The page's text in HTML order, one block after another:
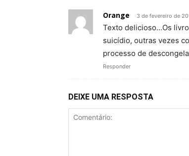
Orange 3 de fevereiro de
Texto delicioso…Os
suicídio, outras vezes
processo de
Responder
DEIXE UMA RESPOSTA